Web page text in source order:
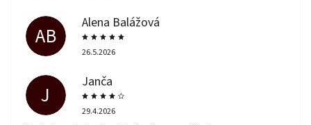
AB
Alena Balážová
26.5.2026
J
Janča
29.4.2026